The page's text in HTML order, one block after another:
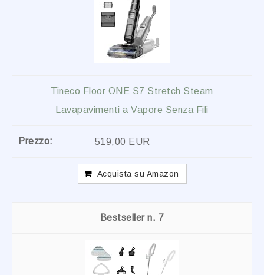
Tineco Floor ONE S7 Stretch Steam
Lavapavimenti a Vapore Senza Fili
519,00 EUR
Acquista su Amazon
7